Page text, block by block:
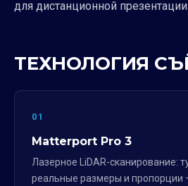
для дистанционной
ТЕХНОЛОГИЯ
01
Matterport Pro 3
Лазерное LiDAR-сканирование:
реальные размеры и пропорции